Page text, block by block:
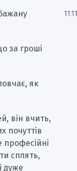
за гроші
як
він вчить,
почуттів
сплять,
дуже
11:11